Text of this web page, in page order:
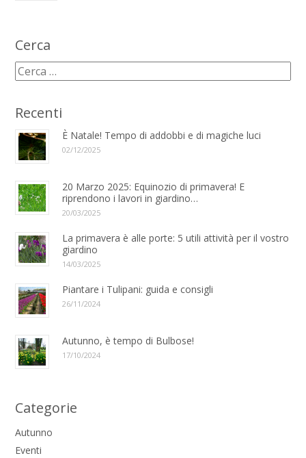
Cerca
Recenti
È Natale! Tempo di addobbi e di magiche luci
02/12/2025
20 Marzo 2025: Equinozio di primavera! E
riprendono i lavori in giardino…
20/03/2025
La primavera è alle porte: 5 utili attività per il vostro
giardino
14/03/2025
Piantare i Tulipani: guida e consigli
26/11/2024
Autunno, è tempo di Bulbose!
17/10/2024
Categorie
Autunno
Eventi